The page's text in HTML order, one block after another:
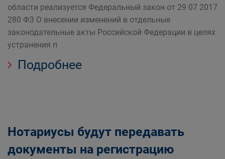
области реализуется Федеральный закон от 29 07 2017
280 ФЗ О внесении изменений в отдельные
законодательные акты Российской Федерации в целях
устранения п
Подробнее
Нотариусы будут передавать
документы на регистрацию